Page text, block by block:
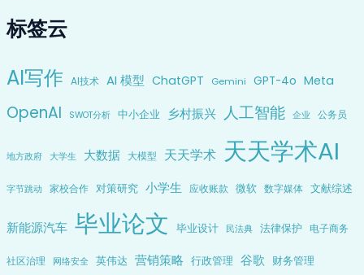
标签云
AI写作 AI技术 AI 模型 ChatGPT Gemini GPT-4o Meta
OpenAI SWOT分析 中小企业 乡村振兴 人工智能 企业 公务员
地方政府 大学生 大数据 大模型 天天学术 天天学术AI
字节跳动 家校合作 对策研究 小学生 应收账款 微软 数字媒体 文献综述
新能源汽车 毕业论文 毕业设计 民法典 法律保护 电子商务
社区治理 网络安全 英伟达 营销策略 行政管理 谷歌 财务管理